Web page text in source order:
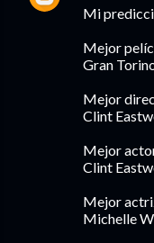
Mi
Mejor
Gran
Mejor
Clint
Mejor
Clint
Mejor
Michelle